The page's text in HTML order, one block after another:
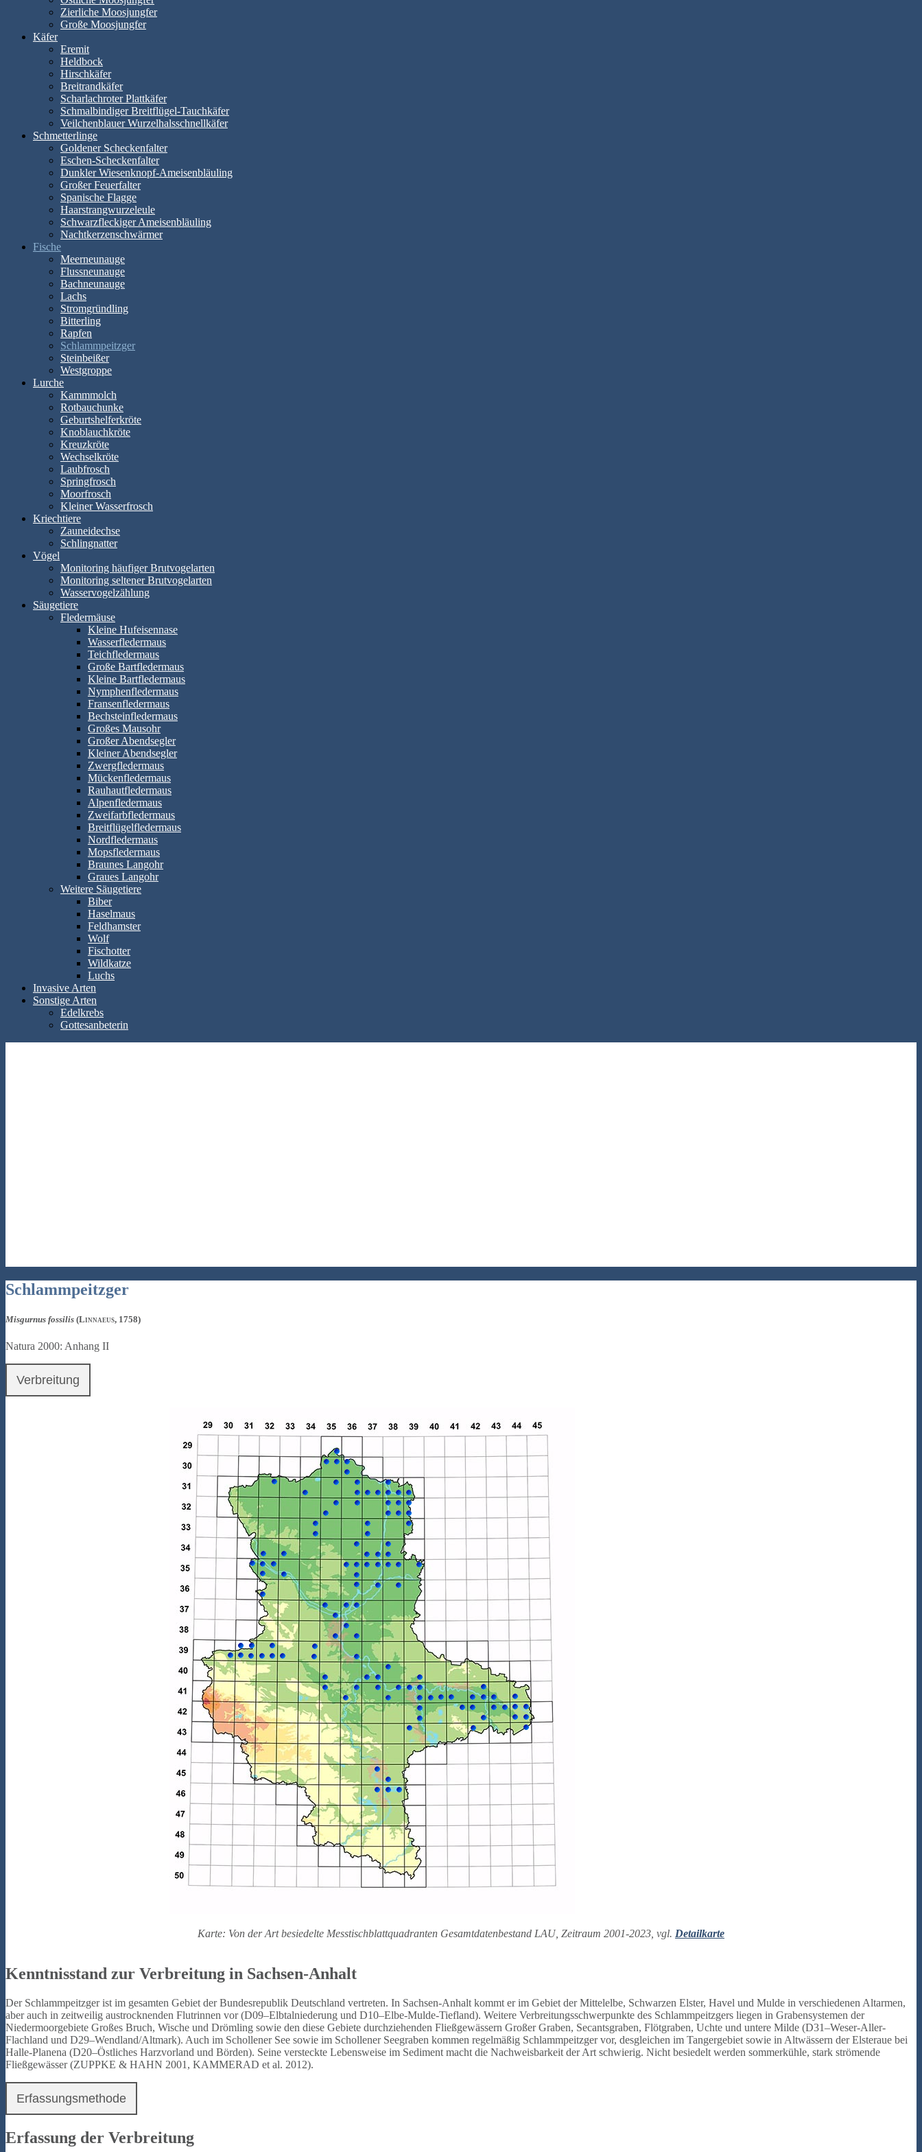
Zierliche Moosjungfer
Große Moosjungfer
Käfer
Eremit
Heldbock
Hirschkäfer
Breitrandkäfer
Scharlachroter Plattkäfer
Schmalbindiger Breitflügel-Tauchkäfer
Veilchenblauer Wurzelhalsschnellkäfer
Schmetterlinge
Goldener Scheckenfalter
Eschen-Scheckenfalter
Dunkler Wiesenknopf-Ameisenbläuling
Großer Feuerfalter
Spanische Flagge
Haarstrangwurzeleule
Schwarzfleckiger Ameisenbläuling
Nachtkerzenschwärmer
Fische
Meerneunauge
Flussneunauge
Bachneunauge
Lachs
Stromgründling
Bitterling
Rapfen
Schlammpeitzger
Steinbeißer
Westgroppe
Lurche
Kammmolch
Rotbauchunke
Geburtshelferkröte
Knoblauchkröte
Kreuzkröte
Wechselkröte
Laubfrosch
Springfrosch
Moorfrosch
Kleiner Wasserfrosch
Kriechtiere
Zauneidechse
Schlingnatter
Vögel
Monitoring häufiger Brutvogelarten
Monitoring seltener Brutvogelarten
Wasservogelzählung
Säugetiere
Fledermäuse
Kleine Hufeisennase
Wasserfledermaus
Teichfledermaus
Große Bartfledermaus
Kleine Bartfledermaus
Nymphenfledermaus
Fransenfledermaus
Bechsteinfledermaus
Großes Mausohr
Großer Abendsegler
Kleiner Abendsegler
Zwergfledermaus
Mückenfledermaus
Rauhautfledermaus
Alpenfledermaus
Zweifarbfledermaus
Breitflügelfledermaus
Nordfledermaus
Mopsfledermaus
Braunes Langohr
Graues Langohr
Weitere Säugetiere
Biber
Haselmaus
Feldhamster
Wolf
Fischotter
Wildkatze
Luchs
Invasive Arten
Sonstige Arten
Edelkrebs
Gottesanbeterin
Schlammpeitzger
Misgurnus fossilis (Linnaeus, 1758)
Natura 2000: Anhang II
Verbreitung
Karte: Von der Art besiedelte Messtischblattquadranten Gesamtdatenbestand LAU, Zeitraum 2001-2023, vgl. Detailkarte
Kenntnisstand zur Verbreitung in Sachsen-Anhalt
Der Schlammpeitzger ist im gesamten Gebiet der Bundesrepublik Deutschland vertreten. In Sachsen-Anhalt kommt er im Gebiet der Mittelelbe, Schwarzen Elster, Havel und Mulde in verschiedenen Altarmen,
aber auch in zeitweilig austrocknenden Flutrinnen vor (D09–Elbtalniederung und D10–Elbe-Mulde-Tiefland). Weitere Verbreitungsschwerpunkte des Schlammpeitzgers liegen in Grabensystemen der
Niedermoorgebiete Großes Bruch, Wische und Drömling sowie den diese Gebiete durchziehenden Fließgewässern Großer Graben, Secantsgraben, Flötgraben, Uchte und untere Milde (D31–Weser-Aller-
Flachland und D29–Wendland/Altmark). Auch im Schollener See sowie im Schollener Seegraben kommen regelmäßig Schlammpeitzger vor, desgleichen im Tangergebiet sowie in Altwässern der Elsteraue bei
Halle-Planena (D20–Östliches Harzvorland und Börden). Seine versteckte Lebensweise im Sediment macht die Nachweisbarkeit der Art schwierig. Nicht besiedelt werden sommerkühle, stark strömende
Fließgewässer (ZUPPKE & HAHN 2001, KAMMERAD et al. 2012).
Erfassungsmethode
Erfassung der Verbreitung